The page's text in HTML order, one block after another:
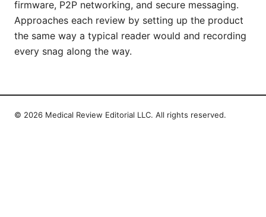
firmware, P2P networking, and secure messaging.
Approaches each review by setting up the product
the same way a typical reader would and recording
every snag along the way.
© 2026 Medical Review Editorial LLC. All rights reserved.